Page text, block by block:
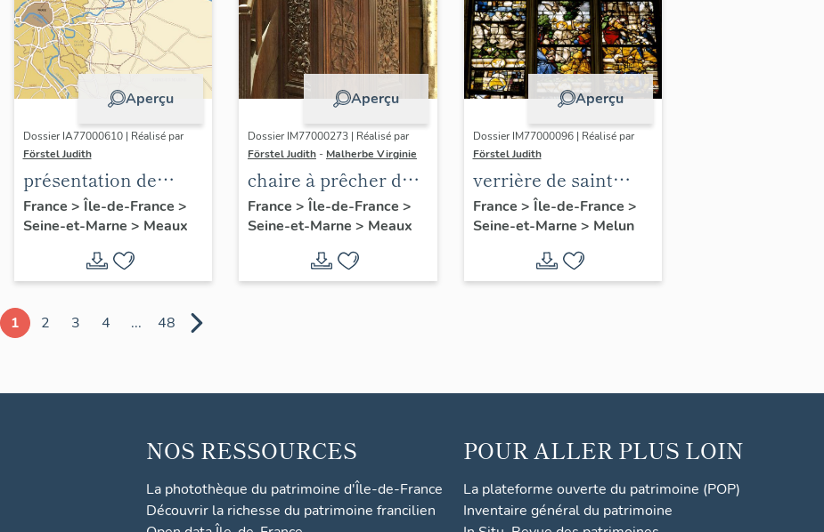
Aperçu
Dossier IA77000610 | Réalisé par
Förstel Judith
présentation de
l'étude du
patrimoine de
France > Île-de-France >
Seine-et-Marne > Meaux
Aperçu
Dossier IM77000273 | Réalisé par
Förstel Judith - Malherbe Virginie
chaire à prêcher des
Trinitaires
France > Île-de-France >
Seine-et-Marne > Meaux
Aperçu
Dossier IM77000096 | Réalisé par
Förstel Judith
verrière de saint
François
France > Île-de-France >
Seine-et-Marne > Melun
1 2 3 4 ... 48
NOS RESSOURCES
La photothèque du patrimoine d'Île-de-France
Découvrir la richesse du patrimoine francilien
POUR ALLER PLUS LOIN
La plateforme ouverte du patrimoine (POP)
Inventaire général du patrimoine